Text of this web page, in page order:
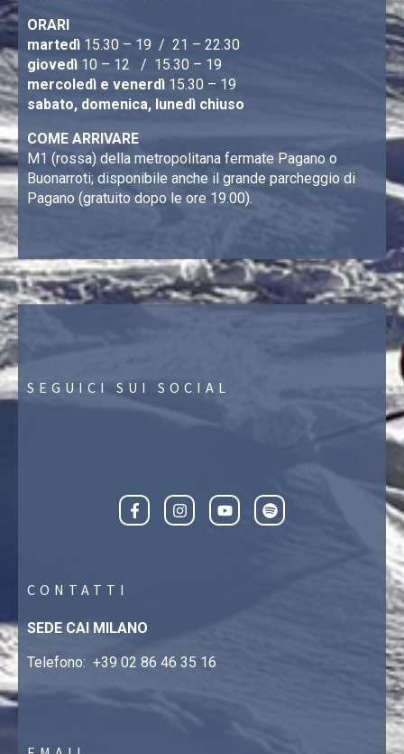
ORARI
martedì 15.30 – 19 / 21 – 22.30
giovedì 10 – 12 / 15.30 – 19
mercoledì e venerdì 15.30 – 19
sabato, domenica, lunedì chiuso
COME ARRIVARE
M1 (rossa) della metropolitana fermate Pagano o
Buonarroti; disponibile anche il grande parcheggio di
Pagano (gratuito dopo le ore 19.00).
SEGUICI SUI SOCIAL
CONTATTI
SEDE CAI MILANO
Telefono: +39 02 86 46 35 16